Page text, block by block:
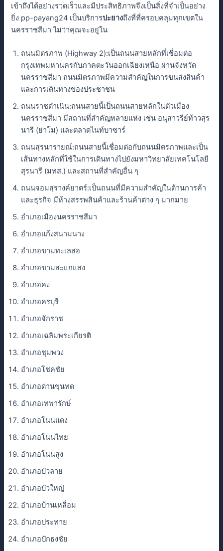
เข้าถึงได้อย่างรวดเร็วและมีประสิทธิภาพจึงเป็นสิ่งที่จำเป็นอย่าง
ยิ่ง pp-payang24 เป็นบริการปะยางถึงที่ที่ครอบคลุมทุกเขตใน
นครราชสีมา ไม่ว่าคุณจะอยู่ใน
ถนนมิตรภาพ (Highway 2):เป็นถนนสายหลักที่เชื่อมต่อ
กรุงเทพมหานครกับภาคตะวันออกเฉียงเหนือ ผ่านจังหวัด
นครราชสีมา ถนนมิตรภาพมีความสำคัญในการขนส่งสินค้า
และการเดินทางของประชาชน
ถนนราชดำเนิน:ถนนสายนี้เป็นถนนสายหลักในตัวเมือง
นครราชสีมา มีสถานที่สำคัญหลายแห่ง เช่น อนุสาวรีย์ท้าวสุร
นารี (ย่าโม) และตลาดไนท์บาซาร์
ถนนสุรนารายณ์:ถนนสายนี้เชื่อมต่อกับถนนมิตรภาพและเป็น
เส้นทางหลักที่ใช้ในการเดินทางไปยังมหาวิทยาลัยเทคโนโลยี
สุรนารี (มทส.) และสถานที่สำคัญอื่น ๆ
ถนนจอมสุรางค์ยาตร์:เป็นถนนที่มีความสำคัญในด้านการค้า
และธุรกิจ มีห้างสรรพสินค้าและร้านค้าต่าง ๆ มากมาย
อำเภอเมืองนครราชสีมา
อำเภอแก้งสนามนาง
อำเภอขามทะเลสอ
อำเภอขามสะแกแสง
อำเภอคง
อำเภอครบุรี
อำเภอจักราช
อำเภอเฉลิมพระเกียรติ
อำเภอชุมพวง
อำเภอโชคชัย
อำเภอด่านขุนทด
อำเภอเทพารักษ์
อำเภอโนนแดง
อำเภอโนนไทย
อำเภอโนนสูง
อำเภอบัวลาย
อำเภอบัวใหญ่
อำเภอบ้านเหลื่อม
อำเภอประทาย
อำเภอปักธงชัย